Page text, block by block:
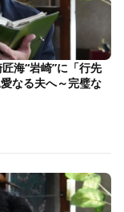
海“岩崎”に「行先
なる夫へ～完璧な